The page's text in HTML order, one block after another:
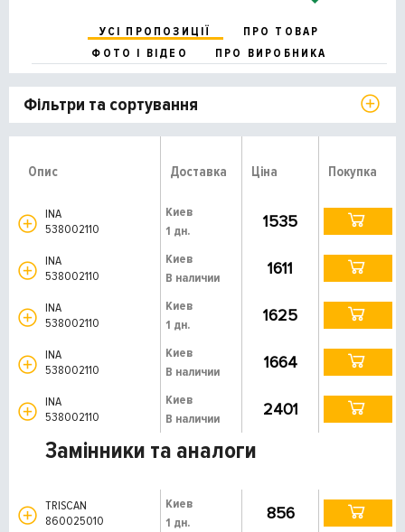
УСІ ПРОПОЗИЦІЇ
ПРО ТОВАР
ФОТО І ВІДЕО
ПРО ВИРОБНИКА
Фільтри та сортування
Опис Доставка Ціна Покупка
INA
538002110
Киев
1 дн.
1535
INA
538002110
Киев
В наличии
1611
INA
538002110
Киев
1 дн.
1625
INA
538002110
Киев
В наличии
1664
INA
538002110
Киев
В наличии
2401
Замінники та аналоги
TRISCAN
860025010
Киев
1 дн.
856